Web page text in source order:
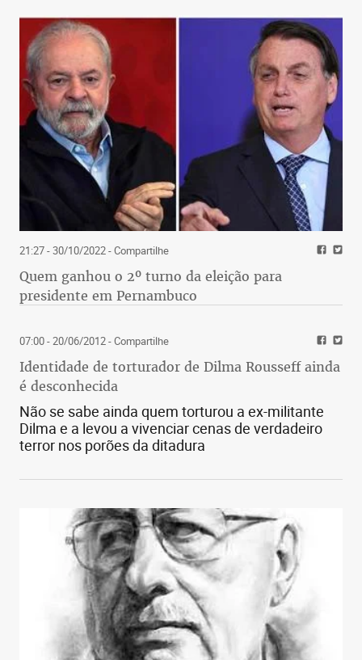
21:27 - 30/10/2022- Compartilhe
Quem ganhou o 2º turno da eleição para
presidente em Pernambuco
07:00 - 20/06/2012- Compartilhe
Identidade de torturador de Dilma Rousseff ainda
é desconhecida
Não se sabe ainda quem torturou a ex-militante
Dilma e a levou a vivenciar cenas de verdadeiro
terror nos porões da ditadura